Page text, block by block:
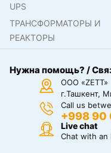
UPS
ТРАНСФОРМАТОРЫ И
РЕАКТОРЫ
Нужна помощь? /
ООО «ZETT»
г.Ташкент,
Call us
+998 90
Live chat
Chat with an